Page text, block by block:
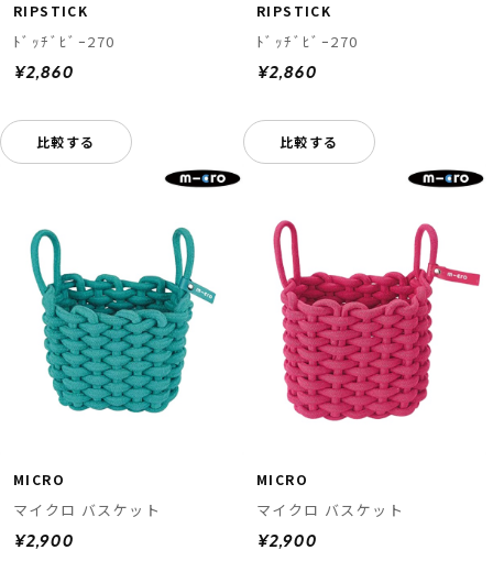
RIPSTICK
ﾄﾞｯﾁﾞﾋﾞｰ270
¥2,860
比較する
RIPSTICK
ﾄﾞｯﾁﾞﾋﾞｰ270
¥2,860
比較する
MICRO
マイクロ バスケット
¥2,900
MICRO
マイクロ バスケット
¥2,900